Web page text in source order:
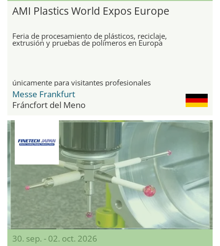
AMI Plastics World Expos Europe
Feria de procesamiento de plásticos, reciclaje,
extrusión y pruebas de polímeros en Europa
únicamente para visitantes profesionales
Messe Frankfurt
Fráncfort del Meno
30. sep. - 02. oct. 2026